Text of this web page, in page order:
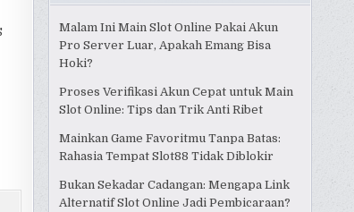
Malam Ini Main Slot Online Pakai Akun
Pro Server Luar, Apakah Emang Bisa
Hoki?
Proses Verifikasi Akun Cepat untuk Main
Slot Online: Tips dan Trik Anti Ribet
Mainkan Game Favoritmu Tanpa Batas:
Rahasia Tempat Slot88 Tidak Diblokir
Bukan Sekadar Cadangan: Mengapa Link
Alternatif Slot Online Jadi Pembicaraan?